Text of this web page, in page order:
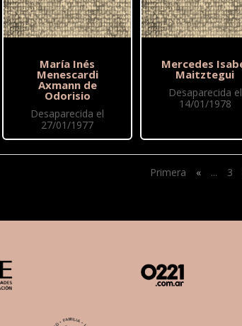
María Inés
Menescardi
Axmann de
Odorisio
Desaparecida el
27/01/1977
Mercedes
Maitztegui
Desaparecida el
14/01/1978
Primera « ... 3